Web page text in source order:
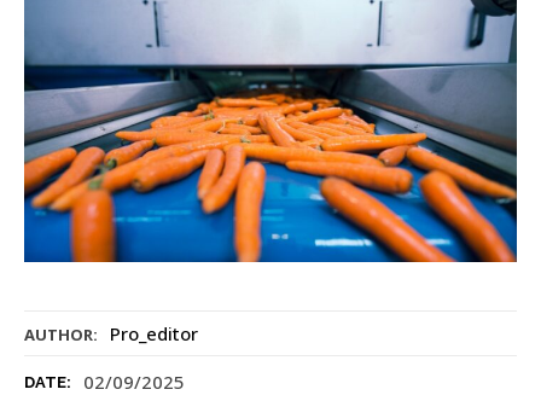
AUTHOR: Pro_editor
DATE: 02/09/2025